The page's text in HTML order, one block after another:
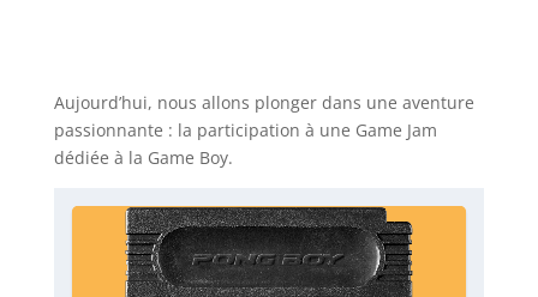
Aujourd’hui, nous allons plonger dans une aventure
passionnante : la participation à une Game Jam
dédiée à la Game Boy.